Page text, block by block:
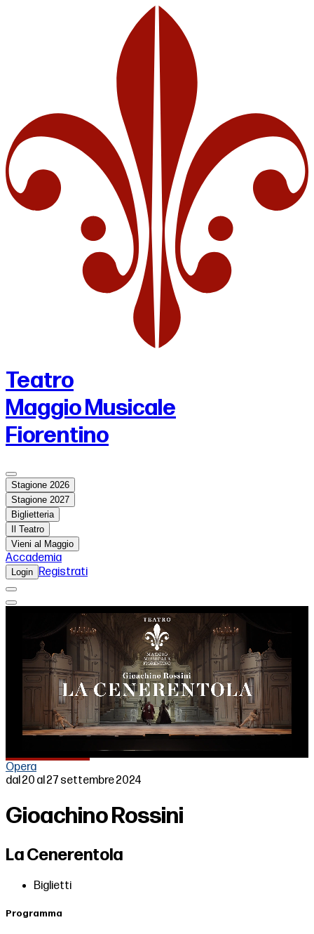
Teatro
Maggio Musicale
Fiorentino
Stagione 2026
Stagione 2027
Biglietteria
Il Teatro
Vieni al Maggio
Accademia
Login Registrati
:
5.61%
▶ ▶ ▶
Opera
dal 20 al 27 settembre 2024
Gioachino Rossini
La Cenerentola
Biglietti
Programma